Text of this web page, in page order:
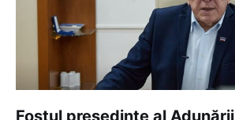
Fostul președinte al Adunării